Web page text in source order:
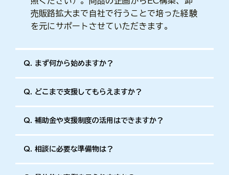
売販路拡大まで自社で行うことで培った経験
を元にサポートさせていただきます。
Q. まず何から始めますか？
Q. どこまで支援してもらえますか？
Q. 補助金や支援制度の活用はできますか？
Q. 相談に必要な準備物は？